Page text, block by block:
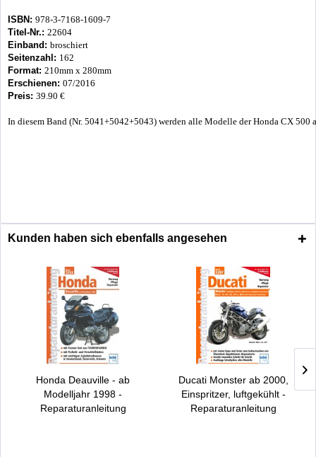
ISBN: 978-3-7168-1609-7
Titel-Nr.: 22604
Einband: broschiert
Seitenzahl: 162
Format: 210mm x 280mm
Erschienen: 07/2016
Preis: 39.90 €
In diesem Band (Nr. 5041+5042+5043) werden alle Modelle der Honda CX 500
Kunden haben sich ebenfalls angesehen
Honda Deauville - ab
Modelljahr 1998 -
Reparaturanleitung
Ducati Monster ab 2000,
Einspritzer, luftgekühlt -
Reparaturanleitung